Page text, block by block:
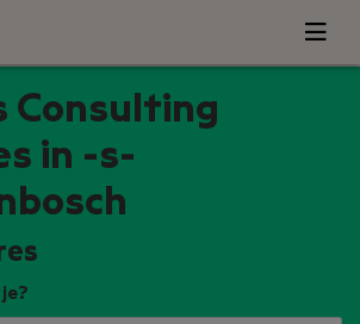
Consulting
in -s-